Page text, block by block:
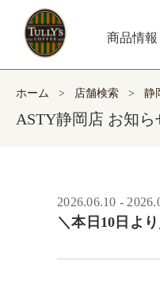
商品情報
ホーム > 店舗検索 > 静
ASTY静岡店 お知ら
2026.06.10 -
＼本日10日より